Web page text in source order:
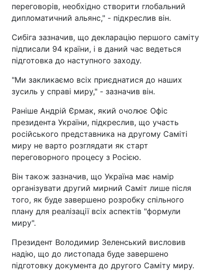
переговорів, необхідно створити глобальний
дипломатичний альянс," - підкреслив він.
Сибіга зазначив, що декларацію першого саміту
підписали 94 країни, і в даний час ведеться
підготовка до наступного заходу.
"Ми закликаємо всіх приєднатися до наших
зусиль у справі миру," - зазначив він.
Раніше Андрій Єрмак, який очолює Офіс
президента України, підкреслив, що участь
російського представника на другому Саміті
миру не варто розглядати як старт
переговорного процесу з Росією.
Він також зазначив, що Україна має намір
організувати другий мирний Саміт лише після
того, як буде завершено розробку спільного
плану для реалізації всіх аспектів "формули
миру".
Президент Володимир Зеленський висловив
надію, що до листопада буде завершено
підготовку документа до другого Саміту миру.